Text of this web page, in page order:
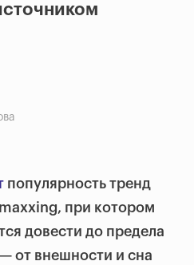
популярность тренд
при котором
довести до предела
от внешности и сна